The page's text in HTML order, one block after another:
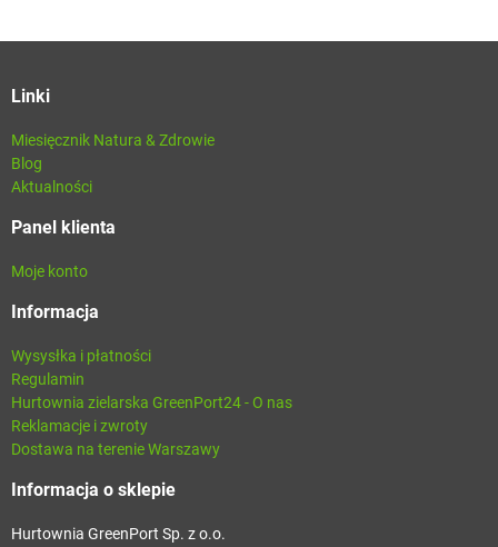
Linki
Miesięcznik Natura & Zdrowie
Blog
Aktualności
Panel klienta
Moje konto
Informacja
Wysysłka i płatności
Regulamin
Hurtownia zielarska GreenPort24 - O nas
Reklamacje i zwroty
Dostawa na terenie Warszawy
Informacja o sklepie
Hurtownia GreenPort Sp. z o.o.